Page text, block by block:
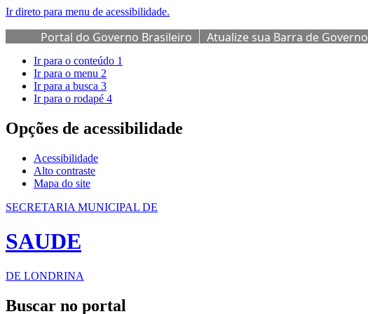
Ir direto para menu de acessibilidade.
Portal do Governo Brasileiro Atualize sua Barra de Governo
Ir para o conteúdo 1
Ir para o menu 2
Ir para a busca 3
Ir para o rodapé 4
Opções de acessibilidade
Acessibilidade
Alto contraste
Mapa do site
SECRETARIA MUNICIPAL DE
SAUDE
DE LONDRINA
Buscar no portal